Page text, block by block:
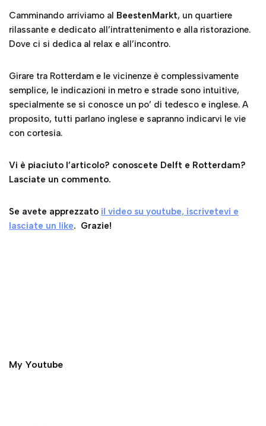
Camminando arriviamo al BeestenMarkt, un quartiere
rilassante e dedicato all’intrattenimento e alla ristorazione.
Dove ci si dedica al relax e all’incontro.
Girare tra Rotterdam e le vicinenze è complessivamente
semplice, le indicazioni in metro e strade sono intuitive,
specialmente se si conosce un po’ di tedesco e inglese. A
proposito, tutti parlano inglese e sapranno indicarvi le vie
con cortesia.
Vi è piaciuto l’articolo? conoscete Delft e Rotterdam?
Lasciate un commento.
Se avete apprezzato il video su youtube, iscrivetevi e
lasciate un like. Grazie!
My Youtube